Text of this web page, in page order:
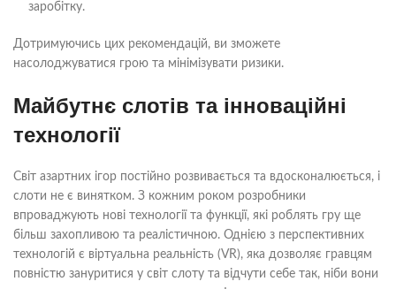
заробітку.
Дотримуючись цих рекомендацій, ви зможете
насолоджуватися грою та мінімізувати ризики.
Майбутнє слотів та інноваційні
технології
Світ азартних ігор постійно розвивається та вдосконалюється, і
слоти не є винятком. З кожним роком розробники
впроваджують нові технології та функції, які роблять гру ще
більш захопливою та реалістичною. Однією з перспективних
технологій є віртуальна реальність (VR), яка дозволяє гравцям
повністю зануритися у світ слоту та відчути себе так, ніби вони